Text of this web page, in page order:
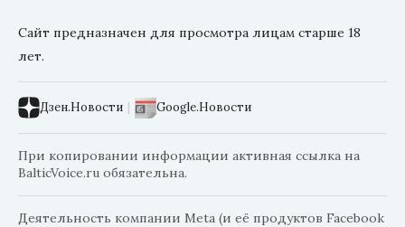
Сайт предназначен для просмотра лицам старше 18
лет.
Дзен.Новости | Google.Новости
При копировании информации активная ссылка на
BalticVoice.ru обязательна.
Деятельность компании Meta (и её продуктов Facebook